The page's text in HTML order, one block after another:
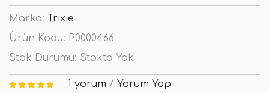
Marka: Trixie
Ürün Kodu: P0000466
Stok Durumu: Stokta Yok
1 yorum / Yorum Yap